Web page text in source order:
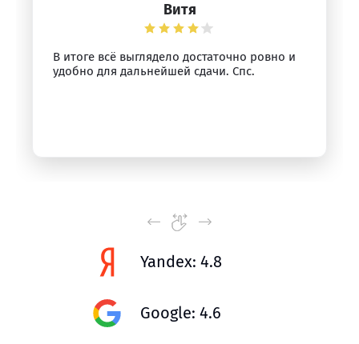
Витя
В итоге всё выглядело достаточно ровно и
удобно для дальнейшей сдачи. Спс.
Yandex: 4.8
Google: 4.6